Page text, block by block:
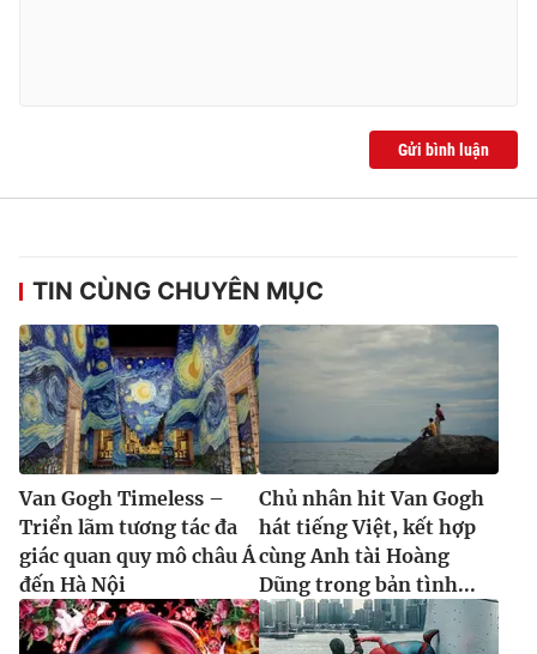
Gửi bình luận
TIN CÙNG CHUYÊN MỤC
Van Gogh Timeless –
Triển lãm tương tác đa
giác quan quy mô châu Á
đến Hà Nội
Chủ nhân hit Van Gogh
hát tiếng Việt, kết hợp
cùng Anh tài Hoàng
Dũng trong bản tình...